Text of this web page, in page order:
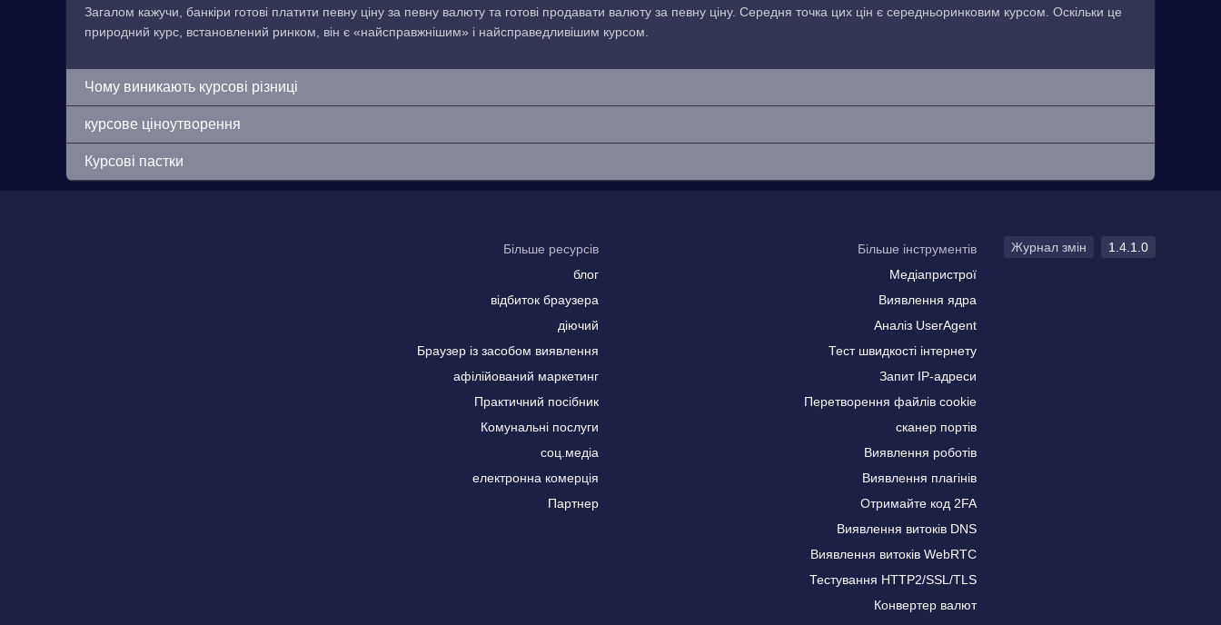
Загалом кажучи, банкіри готові платити певну ціну за певну валюту та готові продавати валюту за певну ціну. Середня точка цих цін є середньоринковим курсом. Оскільки це
природний курс, встановлений ринком, він є «найсправжнішим» і найсправедливішим курсом.
Чому виникають курсові різниці
курсове ціноутворення
Курсові пастки
Більше ресурсів
блог
відбиток браузера
діючий
Браузер із засобом виявлення
афілійований маркетинг
Практичний посібник
Комунальні послуги
соц.медіа
електронна комерція
Партнер
Більше інструментів
Медіапристрої
Виявлення ядра
Аналіз UserAgent
Тест швидкості інтернету
Запит IP-адреси
Перетворення файлів cookie
сканер портів
Виявлення роботів
Виявлення плагінів
Отримайте код 2FA
Виявлення витоків DNS
Виявлення витоків WebRTC
Тестування HTTP2/SSL/TLS
Конвертер валют
Журнал змін 1.4.1.0